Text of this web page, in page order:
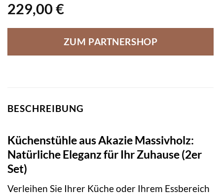
229,00 €
ZUM PARTNERSHOP
BESCHREIBUNG
Küchenstühle aus Akazie Massivholz:
Natürliche Eleganz für Ihr Zuhause (2er
Set)
Verleihen Sie Ihrer Küche oder Ihrem Essbereich